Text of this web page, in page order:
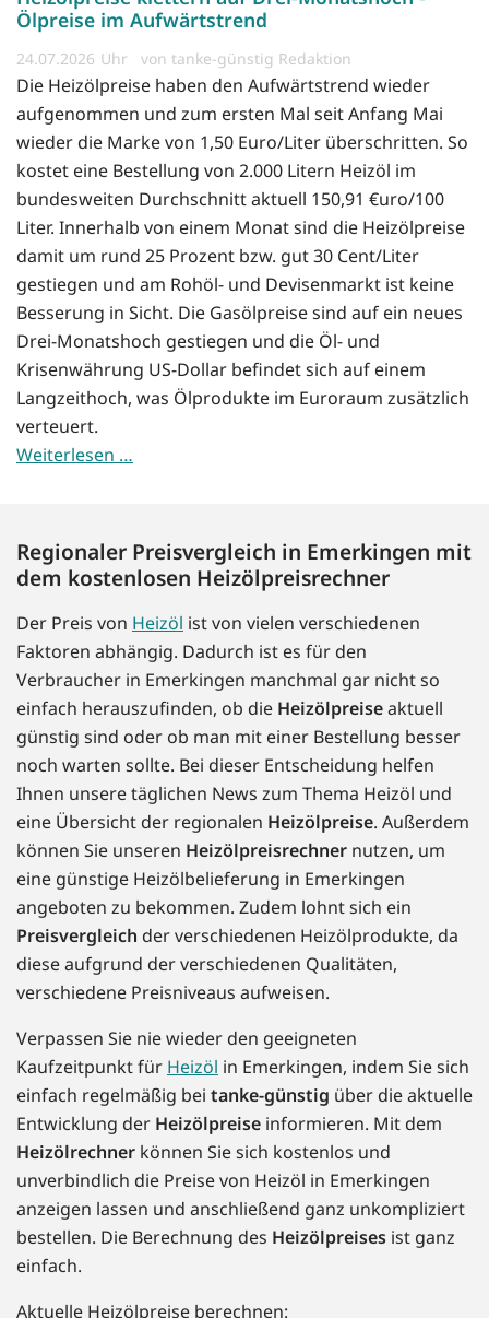
Ölpreise im Aufwärtstrend
24.07.2026 von tanke-günstig Redaktion
Die Heizölpreise haben den Aufwärtstrend wieder
aufgenommen und zum ersten Mal seit Anfang Mai
wieder die Marke von 1,50 Euro/Liter überschritten. So
kostet eine Bestellung von 2.000 Litern Heizöl im
bundesweiten Durchschnitt aktuell 150,91 €uro/100
Liter. Innerhalb von einem Monat sind die Heizölpreise
damit um rund 25 Prozent bzw. gut 30 Cent/Liter
gestiegen und am Rohöl- und Devisenmarkt ist keine
Besserung in Sicht. Die Gasölpreise sind auf ein neues
Drei-Monatshoch gestiegen und die Öl- und
Krisenwährung US-Dollar befindet sich auf einem
Langzeithoch, was Ölprodukte im Euroraum zusätzlich
verteuert.
Weiterlesen …
Regionaler Preisvergleich in Emerkingen mit
dem kostenlosen Heizölpreisrechner
Der Preis von Heizöl ist von vielen verschiedenen
Faktoren abhängig. Dadurch ist es für den
Verbraucher in Emerkingen manchmal gar nicht so
einfach herauszufinden, ob die Heizölpreiseaktuell
günstig sind oder ob man mit einer Bestellung besser
noch warten sollte. Bei dieser Entscheidung helfen
Ihnen unsere täglichen News zum Thema Heizöl und
eine Übersicht der regionalen Heizölpreise. Außerdem
können Sie unseren Heizölpreisrechner nutzen, um
eine günstige Heizölbelieferung in Emerkingen
angeboten zu bekommen. Zudem lohnt sich ein
Preisvergleich der verschiedenen Heizölprodukte, da
diese aufgrund der verschiedenen Qualitäten,
verschiedene Preisniveaus aufweisen.
Verpassen Sie nie wieder den geeigneten
Kaufzeitpunkt für Heizöl in Emerkingen, indem Sie sich
einfach regelmäßig bei tanke-günstig über die aktuelle
Entwicklung der Heizölpreise informieren. Mit dem
Heizölrechner können Sie sich kostenlos und
unverbindlich die Preise von Heizöl in Emerkingen
anzeigen lassen und anschließend ganz unkompliziert
bestellen. Die Berechnung des Heizölpreises ist ganz
einfach.
Aktuelle Heizölpreise berechnen: